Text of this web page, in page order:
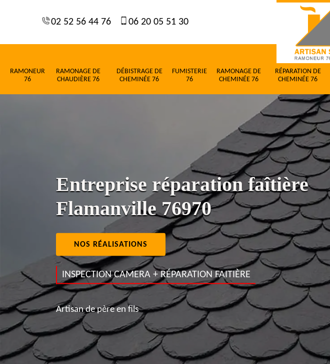
02 52 56 44 76 06 20 05 51 30
RAMONEUR
76
RAMONAGE DE
CHAUDIÈRE 76
DÉBISTRAGE DE
CHEMINÉE 76
FUMISTERIE
76
RAMONAGE DE
CHEMINÉE 76
RÉPARATION DE
CHEMINÉE 76
Entreprise réparation faîtière
Flamanville 76970
NOS RÉALISATIONS
INSPECTION CAMERA + RÉPARATION FAITIÈRE
Artisan de père en fils